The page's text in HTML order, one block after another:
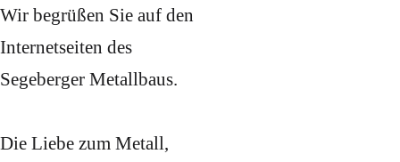
Wir begrüßen Sie auf den
Internetseiten des
Segeberger Metallbaus.
Die Liebe zum Metall,